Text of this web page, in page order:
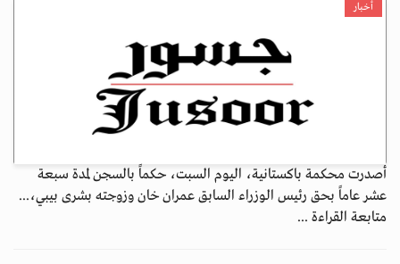
أخبار
أصدرت محكمة باكستانية، اليوم السبت، حكماً بالسجن لمدة سبعة
عشر عاماً بحق رئيس الوزراء السابق عمران خان وزوجته بشرى بيبي،...
متابعة القراءة ...